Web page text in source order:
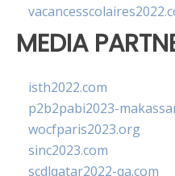
MEDIA
isth2022.com
p2b2pabi2023-
wocfparis2023.org
sinc2023.com
scdlqatar2022-qa.com